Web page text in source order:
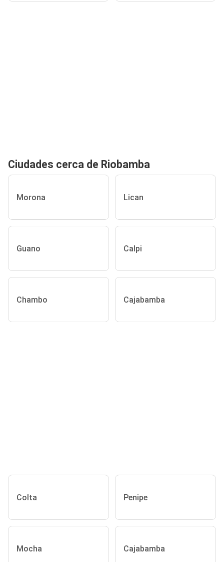
Ciudades cerca de Riobamba
Morona Lican
Guano Calpi
Chambo Cajabamba
Colta Penipe
Mocha Cajabamba